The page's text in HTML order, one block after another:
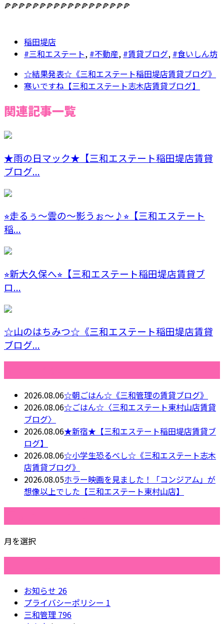
🍕🍕🍕🍕🍕🍕🍕🍕🍕🍕🍕🍕🍕🍕🍕🍕🍕🍕
稲田堤店
#三和エステート, #不動産, #賃貸ブログ, #食いしん坊
☆結果発表☆《三和エステート稲田堤店賃貸ブログ》
寒いですね【三和エステート志木店賃貸ブログ】
関連記事一覧
★雨の日マック★【三和エステート稲田堤店賃貸
ブログ...
⭐︎走るぅ〜雲の〜影うぉ〜♪⭐︎【三和エステート
稲...
⭐︎新大久保へ⭐︎【三和エステート稲田堤店賃貸ブ
ロ...
☆山のはちみつ☆《三和エステート稲田堤店賃貸
ブログ...
2026.08.06☆朝ごはん☆《三和管理の賃貸ブログ》
2026.08.06☆ごはん☆〈三和エステート東村山店賃貸
ブログ〉
2026.08.06★新宿★【三和エステート稲田堤店賃貸ブ
ログ】
2026.08.06☆小学生恐るべし☆《三和エステート志木
店賃貸ブログ》
2026.08.05ホラー映画を見ました！「コンジアム」が
想像以上でした【三和エステート東村山店】
月を選択
お知らせ 26
プライバシーポリシー 1
三和管理 796